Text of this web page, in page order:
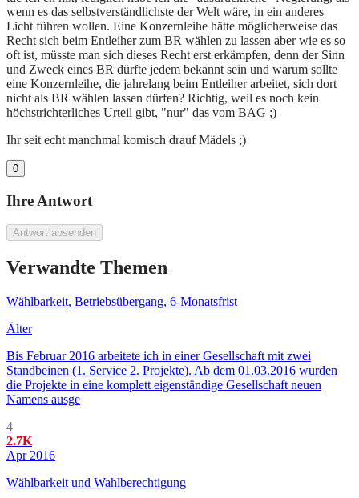
wenn es das selbstverständlichste der Welt wäre, in ein anderes
Licht führen wollen. Eine Konzernleihe hätte möglicherweise das
Recht sich beim Entleiher zum BR wählen zu lassen aber wie es so
oft ist, müsste man sich dieses Recht erst erkämpfen, denn der Sinn
und Zweck eines BR dürfte jedem bekannt sein und warum sollte
eine Konzernleihe, die jahrelang beim Entleiher arbeitet, sich dort
nicht als BR wählen lassen dürfen? Richtig, weil es noch kein
höchstrichterliches Urteil gibt, "nur" das vom BAG ;)
Ihr seit echt manchmal komisch drauf Mädels ;)
0
Ihre Antwort
Antwort absenden
Verwandte Themen
Wählbarkeit, Betriebsübergang, 6-Monatsfrist
Älter
Bis Februar 2016 arbeitete ich in einer Gesellschaft mit zwei
Standbeinen (1. Service 2. Projekte). Ab dem 01.03.2016 wurden
die Projekte in eine komplett eigenständige Gesellschaft neuen
Namens ausge
4
2.7K
Apr 2016
Wählbarkeit und Wahlberechtigung